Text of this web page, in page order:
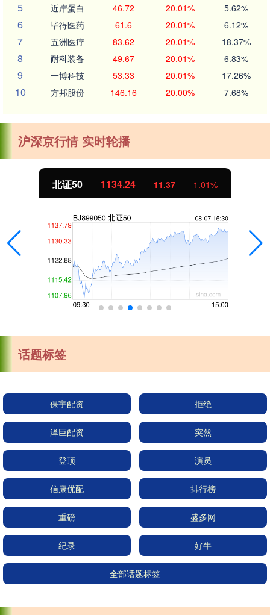
5 近岸蛋白 46.72 20.01% 5.62%
6 毕得医药 61.6 20.01% 6.12%
7 五洲医疗 83.62 20.01% 18.37%
8 耐科装备 49.67 20.01% 6.83%
9 一博科技 53.33 20.01% 17.26%
10 方邦股份 146.16 20.00% 7.68%
沪深京行情 实时轮播
北证50 1134.24 11.37 1.01%
话题标签
保宇配资 拒绝
泽巨配资 突然
登顶 演员
信康优配 排行榜
重磅 盛多网
纪录 好牛
全部话题标签